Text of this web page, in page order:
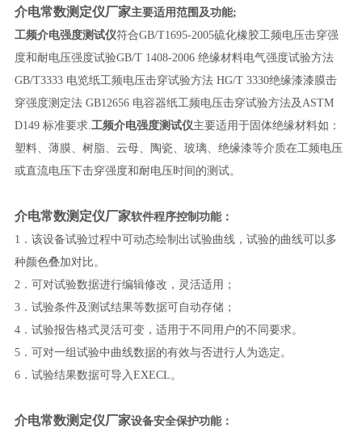
介电常数测定仪厂家主要适用范围及功能;
工频介电强度测试仪符合GB/T1695-2005硫化橡胶工频电压击穿强
度和耐电压强度试验GB/T 1408-2006 绝缘材料电气强度试验方法
GB/T3333 电览纸工频电压击穿试验方法 HG/T 3330绝缘漆漆膜击
穿强度测定法 GB12656 电容器纸工频电压击穿试验方法及ASTM
D149 标准要求. 工频介电强度测试仪主要适用于固体绝缘材料如：
塑料、薄膜、树脂、云母、陶瓷、玻璃、绝缘漆等介质在工频电压
或直流电压下击穿强度和耐电压时间的测试。
介电常数测定仪厂家软件程序控制功能：
1．该设备试验过程中可动态绘制出试验曲线，试验的曲线可以多
种颜色叠加对比。
2．可对试验数据进行编辑修改，灵活适用；
3．试验条件及测试结果等数据可自动存储；
4．试验报告格式灵活可变，适用于不同用户的不同要求。
5．可对一组试验中曲线数据的有效与否进行人为选定。
6．试验结果数据可导入EXECL。
介电常数测定仪厂家设备安全保护功能：